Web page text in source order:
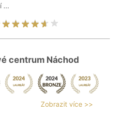
...
centrum Náchod
Zobrazit více >>